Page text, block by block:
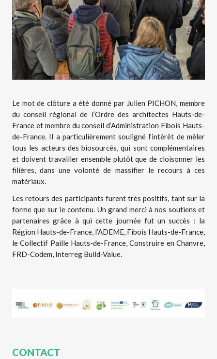
Le mot de clôture a été donné par Julien PICHON, membre
du conseil régional de l’Ordre des architectes Hauts-de-
France et membre du conseil d’Administration Fibois Hauts-
de-France. Il a particulièrement souligné l’intérêt de mêler
tous les acteurs des biosourcés, qui sont complémentaires
et doivent travailler ensemble plutôt que de cloisonner les
filières, dans une volonté de massifier le recours à ces
matériaux.
Les retours des participants furent très positifs, tant sur la
forme que sur le contenu. Un grand merci à nos soutiens et
partenaires grâce à qui cette journée fut un succès : la
Région Hauts-de-France, l’ADEME, Fibois Hauts-de-France,
le Collectif Paille Hauts-de-France, Construire en Chanvre,
FRD-Codem, Interreg Build-Value.
CONTACT